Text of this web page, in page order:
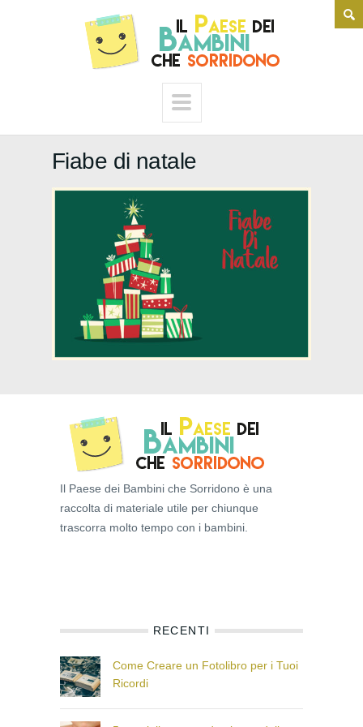
Fiabe di natale
Il Paese dei Bambini che Sorridono è una
raccolta di materiale utile per chiunque
trascorra molto tempo con i bambini.
RECENTI
Come Creare un Fotolibro per i Tuoi
Ricordi